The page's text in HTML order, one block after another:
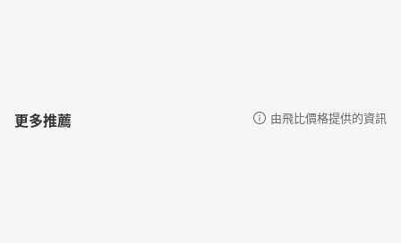
更多推薦 由飛比價格提供的資訊